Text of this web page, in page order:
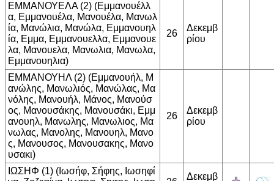
ΕΜΜΑΝΟΥΕΛΑ (2) (Εμμανουέλλ
α, Εμμανουέλα, Μανουέλα, Μανωλ
ία, Μανώλια, Μανώλα, Εμμανουηλ
ία, Εμμα, Εμμανουελλα, Εμμανουε
λα, Μανουελα, Μανωλια, Μανωλα,
Εμμανουηλια)
26
Δεκεμβ
ρίου
ΕΜΜΑΝΟΥΗΛ (2) (Εμμανουήλ, Μ
ανώλης, Μανωλιός, Μανώλας, Μα
νόλης, Μανουήλ, Μάνος, Μανούσ
ος, Μανουσάκης, Μανουσάκι, Εμμ
ανουηλ, Μανωλης, Μανωλιος, Μα
νωλας, Μανολης, Μανουηλ, Μανο
ς, Μανουσος, Μανουσακης, Μανο
υσακι)
26
Δεκεμβ
ρίου
ΙΩΣΗΦ (1) (Ιωσήφ, Σήφης, Ιωσηφί
Δεκεμβ